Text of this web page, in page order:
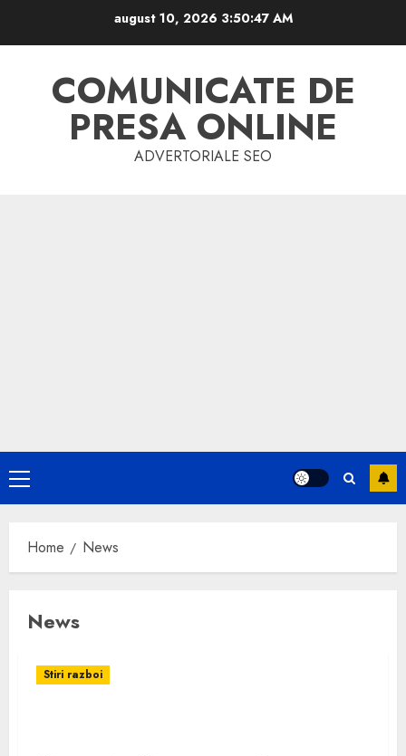
august 10, 2026 3:50:47 AM
COMUNICATE DE
PRESA ONLINE
ADVERTORIALE SEO
Primary
Menu
Home News
News
Stiri razboi